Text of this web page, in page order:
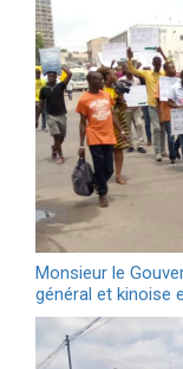
Monsieur le
général et kinoise